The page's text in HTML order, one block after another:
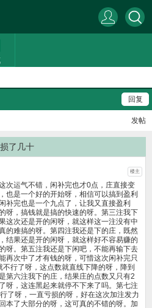
回复
发帖
了几十
楼主
次运气不错，闲补完也才0点，庄直接变
也是一个好的开始呀，相信可以搞到盈利
补完也是一个九点了，让我又直接盈利
呀，搞钱就是搞的快速的呀。第三注我下
这次还是开的闲呀，就这样这一注没有中
的难搞的呀。第四注我还是下的庄，既然
结果还是开的闲呀，就这样好不容易赚的
呀。第五注我还是下闲吧，不能再输下去
再次中了才有钱的呀，可惜这次闲补完只
行了呀，这点数就直线下降的呀，降到
第六注我下的庄，结果庄的点数又只有2
呀，这连黑起来就停不下来了吗。第七注
了呀，一直亏损的呀，好在这次加注发力
本了大部分的呀，这可真的不错的呀。加